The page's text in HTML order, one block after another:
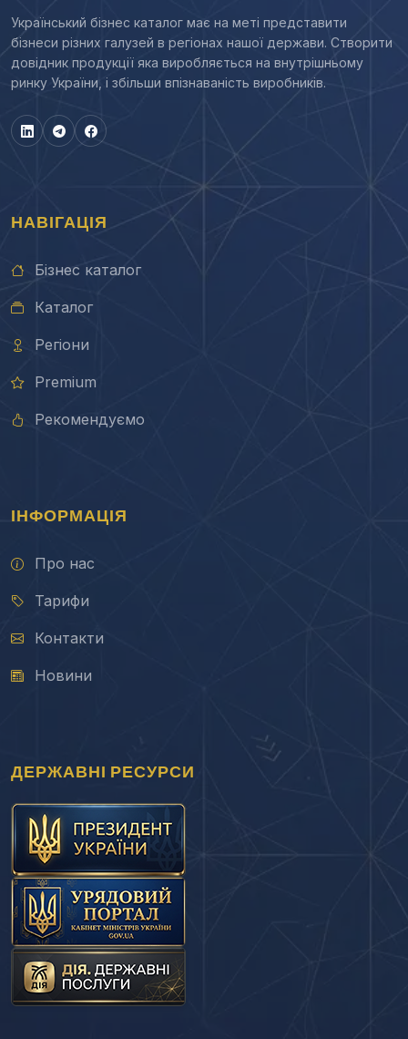
Український бізнес каталог має на меті представити
бізнеси різних галузей в регіонах нашої держави. Створити
довідник продукції яка виробляється на внутрішньому
ринку України, і збільши впізнаваність виробників.
НАВІГАЦІЯ
Бізнес каталог
Каталог
Регіони
Premium
Рекомендуємо
ІНФОРМАЦІЯ
Про нас
Тарифи
Контакти
Новини
ДЕРЖАВНІ РЕСУРСИ